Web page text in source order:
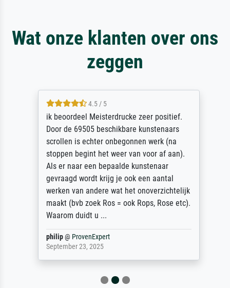
Wat onze klanten over ons
zeggen
4.5 / 5
ik beoordeel Meisterdrucke zeer positief.
Door de 69505 beschikbare kunstenaars
scrollen is echter onbegonnen werk (na
stoppen begint het weer van voor af aan).
Als er naar een bepaalde kunstenaar
gevraagd wordt krijg je ook een aantal
werken van andere wat het onoverzichtelijk
maakt (bvb zoek Ros = ook Rops, Rose etc).
Waarom duidt u ...
philip@ProvenExpert
September 23, 2025